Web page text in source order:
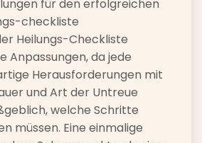
für den erfolgreichen
checkliste
Heilungs-Checkliste
Anpassungen, da jede
Herausforderungen mit
und Art der Untreue
welche Schritte
müssen. Eine einmalige